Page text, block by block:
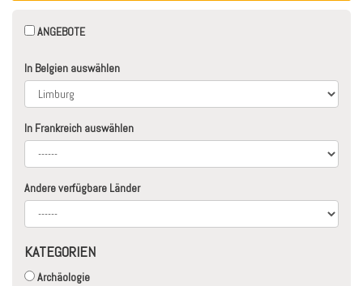
ANGEBOTE
In Belgien auswählen
In Frankreich auswählen
Andere verfügbare Länder
KATEGORIEN
Archäologie